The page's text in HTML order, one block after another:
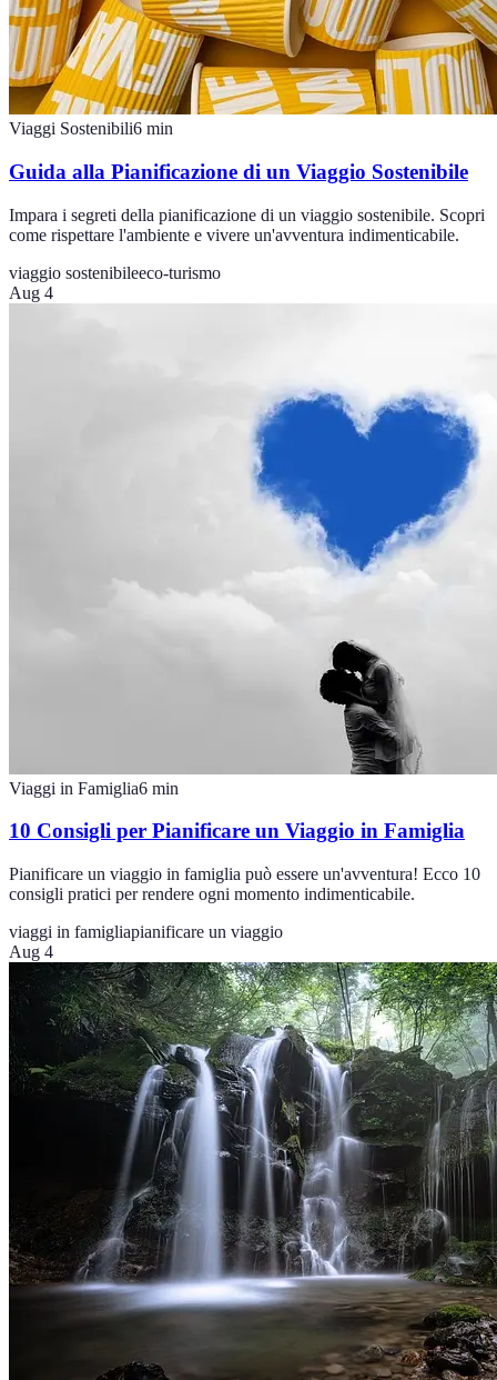
Viaggi Sostenibili6 min
Guida alla Pianificazione di un Viaggio Sostenibile
Impara i segreti della pianificazione di un viaggio sostenibile. Scopri
come rispettare l'ambiente e vivere un'avventura indimenticabile.
viaggio sostenibileeco-turismo
Aug 4
Viaggi in Famiglia6 min
10 Consigli per Pianificare un Viaggio in Famiglia
Pianificare un viaggio in famiglia può essere un'avventura! Ecco 10
consigli pratici per rendere ogni momento indimenticabile.
viaggi in famigliapianificare un viaggio
Aug 4